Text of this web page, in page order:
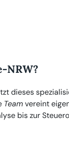
NRW?
dieses
Teamvereint
bis zur